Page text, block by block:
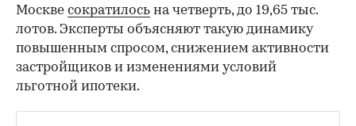
Москве сократилось на четверть, до 19,65 тыс.
лотов. Эксперты объясняют такую динамику
повышенным спросом, снижением активности
застройщиков и изменениями условий
льготной ипотеки.